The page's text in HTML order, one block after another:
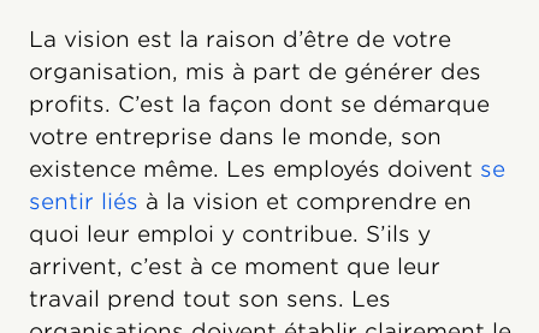
La vision est la raison d’être de votre
organisation, mis à part de générer des
profits. C’est la façon dont se démarque
votre entreprise dans le monde, son
existence même. Les employés doivent se
sentir liés à la vision et comprendre en
quoi leur emploi y contribue. S’ils y
arrivent, c’est à ce moment que leur
travail prend tout son sens. Les